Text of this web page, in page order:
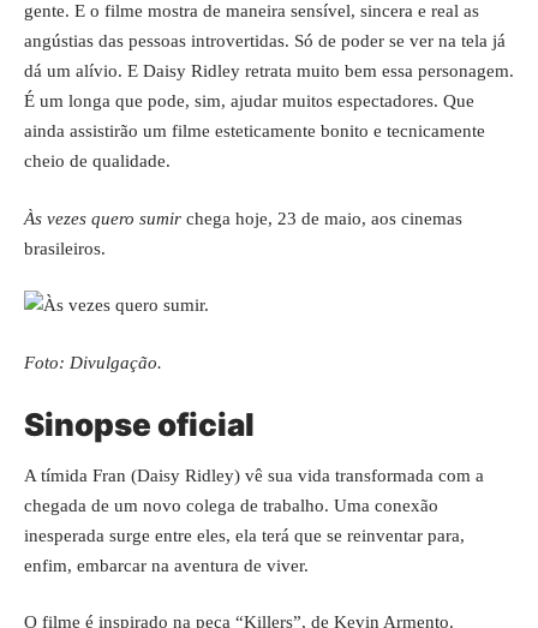
gente. E o filme mostra de maneira sensível, sincera e real as
angústias das pessoas introvertidas. Só de poder se ver na tela já
dá um alívio. E Daisy Ridley retrata muito bem essa personagem.
É um longa que pode, sim, ajudar muitos espectadores. Que
ainda assistirão um filme esteticamente bonito e tecnicamente
cheio de qualidade.
Às vezes quero sumir chega hoje, 23 de maio, aos cinemas
brasileiros.
Foto: Divulgação.
Sinopse oficial
A tímida Fran (Daisy Ridley) vê sua vida transformada com a
chegada de um novo colega de trabalho. Uma conexão
inesperada surge entre eles, ela terá que se reinventar para,
enfim, embarcar na aventura de viver.
O filme é inspirado na peça “Killers”, de Kevin Armento.